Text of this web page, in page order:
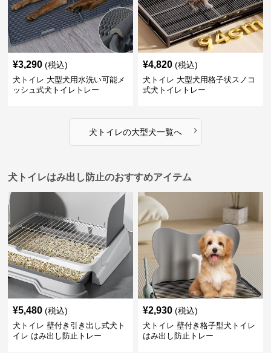
¥3,290 (税込)
犬トイレ 大型犬用水洗い可能メ
ッシュ式犬トイレトレー
¥4,820 (税込)
犬トイレ 大型犬用格子状スノコ
式犬トイレトレー
犬トイレの大型犬一覧へ ›
犬トイレはみ出し防止のおすすめアイテム
¥5,480 (税込)
犬トイレ 壁付き引き出し式犬ト
イレ はみ出し防止トレー
¥2,930 (税込)
犬トイレ 壁付き格子型犬トイレ
はみ出し防止トレー